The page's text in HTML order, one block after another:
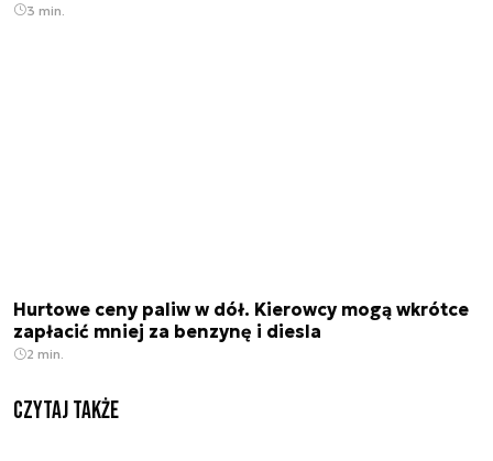
3 min.
Hurtowe ceny paliw w dół. Kierowcy mogą wkrótce
zapłacić mniej za benzynę i diesla
2 min.
Czytaj także